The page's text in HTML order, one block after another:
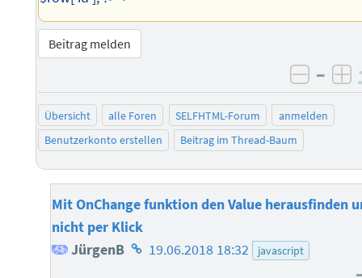
Beitrag melden
–
Übersicht alle Foren SELFHTML-Forum
anmelden
Benutzerkonto erstellen
Beitrag im Thread-Baum
Mit OnChange funktion den Value herausfinden
nicht per Klick
JürgenB Homepage
19.06.2018 18:32 javascript